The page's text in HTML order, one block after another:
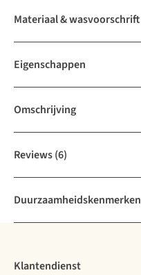
Materiaal & wasvoorschrift
Eigenschappen
Omschrijving
Reviews(6)
Duurzaamheidskenmerken
Klantendienst